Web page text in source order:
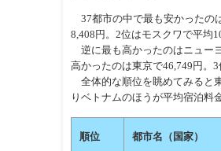
37都市の中で最も安かったの
8,408円。2位はモスクワで平均
逆に最も高かったのはニュー
高かったのは東京で46,749円。
全体的な順位を眺めてみると
りベトナムのほうが平均宿泊料
順位 都市名（国家）